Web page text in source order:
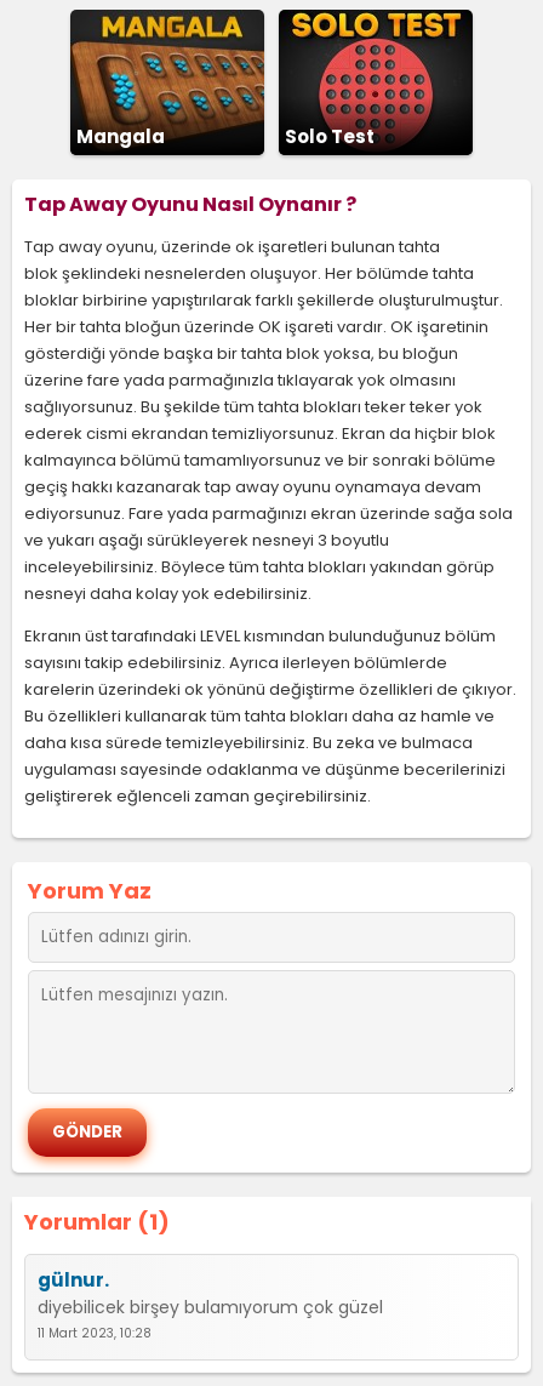
Mangala Solo Test
Tap Away Oyunu Nasıl Oynanır ?
Tap away oyunu, üzerinde ok işaretleri bulunan tahta
blok şeklindeki nesnelerden oluşuyor. Her bölümde tahta
bloklar birbirine yapıştırılarak farklı şekillerde oluşturulmuştur.
Her bir tahta bloğun üzerinde OK işareti vardır. OK işaretinin
gösterdiği yönde başka bir tahta blok yoksa, bu bloğun
üzerine fare yada parmağınızla tıklayarak yok olmasını
sağlıyorsunuz. Bu şekilde tüm tahta blokları teker teker yok
ederek cismi ekrandan temizliyorsunuz. Ekran da hiçbir blok
kalmayınca bölümü tamamlıyorsunuz ve bir sonraki bölüme
geçiş hakkı kazanarak tap away oyunu oynamaya devam
ediyorsunuz. Fare yada parmağınızı ekran üzerinde sağa sola
ve yukarı aşağı sürükleyerek nesneyi 3 boyutlu
inceleyebilirsiniz. Böylece tüm tahta blokları yakından görüp
nesneyi daha kolay yok edebilirsiniz.
Ekranın üst tarafındaki LEVEL kısmından bulunduğunuz bölüm
sayısını takip edebilirsiniz. Ayrıca ilerleyen bölümlerde
karelerin üzerindeki ok yönünü değiştirme özellikleri de çıkıyor.
Bu özellikleri kullanarak tüm tahta blokları daha az hamle ve
daha kısa sürede temizleyebilirsiniz. Bu zeka ve bulmaca
uygulaması sayesinde odaklanma ve düşünme becerilerinizi
geliştirerek eğlenceli zaman geçirebilirsiniz.
Yorumlar (1)
gülnur.
diyebilicek birşey bulamıyorum çok güzel
11 Mart 2023, 10:28
Yorum Yaz